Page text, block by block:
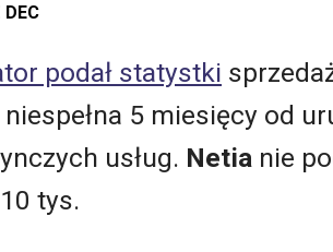
podał statystki
5 miesięcy od
usług. Netia nie
tys.